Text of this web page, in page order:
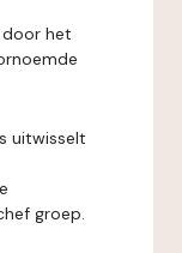
door het
uitwisselt
groep.